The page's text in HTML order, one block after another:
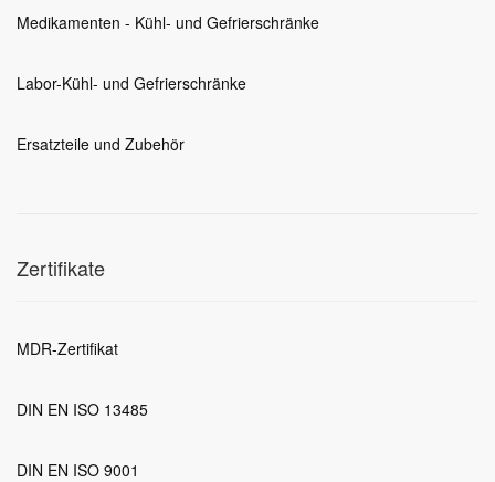
Medikamenten - Kühl- und Gefrierschränke
Labor-Kühl- und Gefrierschränke
Ersatzteile und Zubehör
Zertifikate
MDR-Zertifikat
DIN EN ISO 13485
DIN EN ISO 9001